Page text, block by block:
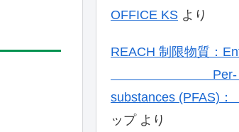
OFFICE KS より
REACH 制限物質：
Per- and
substances (PFAS)：
ップより